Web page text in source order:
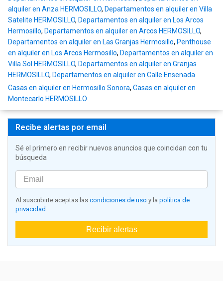
alquiler en Anza HERMOSILLO, Departamentos en alquiler en Villa
Satelite HERMOSILLO, Departamentos en alquiler en Los Arcos
Hermosillo, Departamentos en alquiler en Arcos HERMOSILLO,
Departamentos en alquiler en Las Granjas Hermosillo, Penthouse
en alquiler en Los Arcos Hermosillo, Departamentos en alquiler en
Villa Sol HERMOSILLO, Departamentos en alquiler en Granjas
HERMOSILLO, Departamentos en alquiler en Calle Ensenada
Casas en alquiler en Hermosillo Sonora, Casas en alquiler en
Montecarlo HERMOSILLO
Recibe alertas por email
Sé el primero en recibir nuevos anuncios que coincidan con tu
búsqueda
Al suscribirte aceptas las condiciones de uso y la política de
privacidad
Recibir alertas